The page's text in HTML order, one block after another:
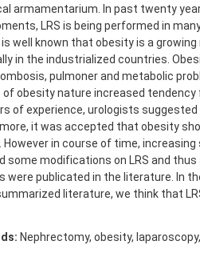
armamentarium. In past twenty
LRS is being performed in
is well known that obesity is a
in the industrialized countries.
pulmoner and metabolic
obesity nature increased
of experience, urologists
it was accepted that obesity
However in course of time,
some modifications on LRS and
were publicated in the literature. In
literature, we think that
Nephrectomy, obesity,